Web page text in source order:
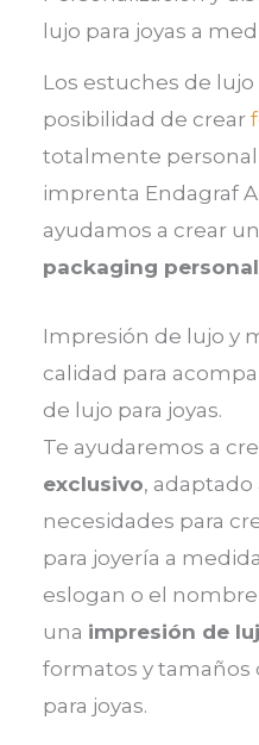
lujo para joyas a
Los estuches de lujo
posibilidad de crear
totalmente
imprenta Endagraf
ayudamos a crear
packaging
Impresión de lujo y
calidad para
de lujo para joyas.
Te ayudaremos a
exclusivo, adaptado
necesidades para
para joyería a
eslogan o el
una impresión de
formatos y tamaños
para joyas.